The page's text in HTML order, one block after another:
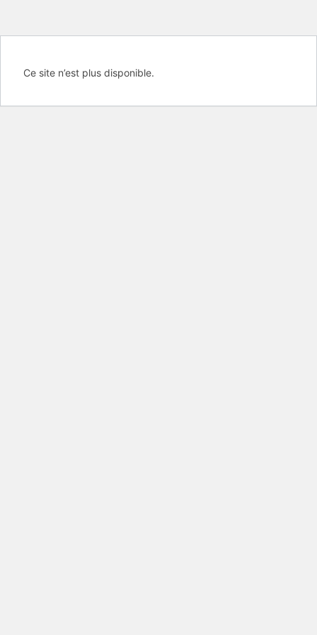
Ce site n’est plus disponible.